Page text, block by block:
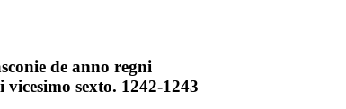
de anno regni
sexto. 1242-1243